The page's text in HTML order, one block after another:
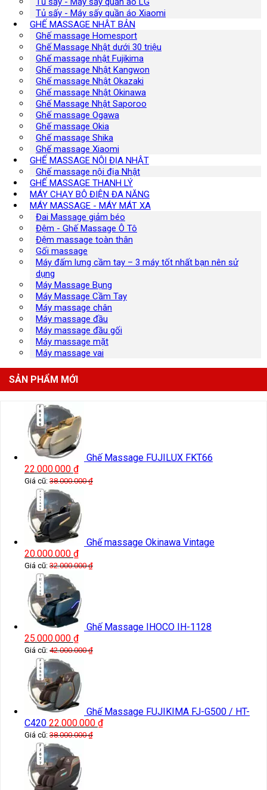
Tủ sấy - Máy sấy quần áo Xiaomi
GHẾ MASSAGE NHẬT BẢN
Ghế massage Homesport
Ghế Massage Nhật dưới 30 triệu
Ghế massage nhật Fujikima
Ghế massage Nhật Kangwon
Ghế massage Nhật Okazaki
Ghế massage Nhật Okinawa
Ghế Massage Nhật Saporoo
Ghế massage Ogawa
Ghế massage Okia
Ghế massage Shika
Ghế massage Xiaomi
GHẾ MASSAGE NỘI ĐỊA NHẬT
Ghế massage nội địa Nhật
GHẾ MASSAGE THANH LÝ
MÁY CHẠY BỘ ĐIỆN ĐA NĂNG
MÁY MASSAGE - MÁY MÁT XA
Đai Massage giảm béo
Đệm - Ghế Massage Ô Tô
Đệm massage toàn thân
Gối massage
Máy đấm lưng cầm tay – 3 máy tốt nhất bạn nên sử
dụng
Máy Massage Bụng
Máy Massage Cầm Tay
Máy massage chân
Máy massage đầu
Máy massage đầu gối
Máy massage mặt
Máy massage vai
SẢN PHẨM MỚI
Ghế Massage FUJILUX FKT66
22.000.000 ₫
Giá cũ: 38.000.000₫
Ghế massage Okinawa Vintage
20.000.000 ₫
Giá cũ: 32.000.000₫
Ghế Massage IHOCO IH-1128
25.000.000 ₫
Giá cũ: 42.000.000₫
Ghế Massage FUJIKIMA FJ-G500 / HT-
C420 22.000.000 ₫
Giá cũ: 38.000.000₫